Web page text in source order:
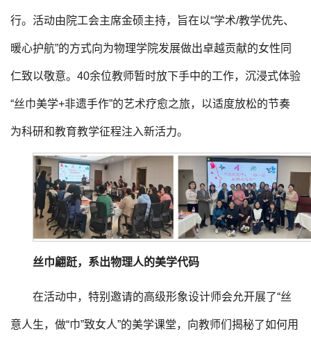
行。活动由院工会主席金硕主持，旨在以“学术/教学优先、
暖心护航”的方式向为物理学院发展做出卓越贡献的女性同
仁致以敬意。40余位教师暂时放下手中的工作，沉浸式体验
“丝巾美学+非遗手作”的艺术疗愈之旅，以适度放松的节奏
为科研和教育教学征程注入新活力。
丝巾翩跹， 系出物理人的美学代码
在活动中，特别邀请的高级形象设计师会允开展了“丝
意人生，做“巾”致女人”的美学课堂，向教师们揭秘了如何用